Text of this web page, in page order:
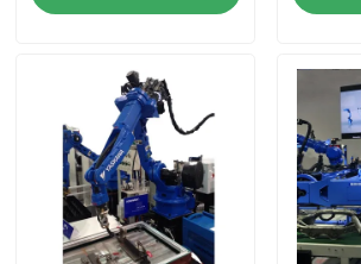
Продукты
Видео
для промышленного
на